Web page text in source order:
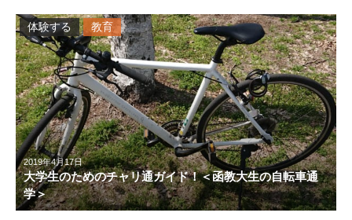
2019年4月17日
大学生のためのチャリ通ガイド！＜函教大生の自転車通
学＞
体験する 教育